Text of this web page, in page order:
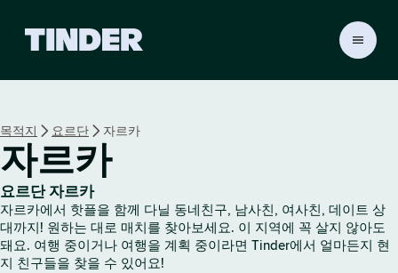
목적지 요르단 자르카
자르카
요르단 자르카
자르카에서 핫플을 함께 다닐 동네친구, 남사친, 여사친, 데이트 상
대까지! 원하는 대로 매치를 찾아보세요. 이 지역에 꼭 살지 않아도
돼요. 여행 중이거나 여행을 계획 중이라면 Tinder에서 얼마든지 현
지 친구들을 찾을 수 있어요!